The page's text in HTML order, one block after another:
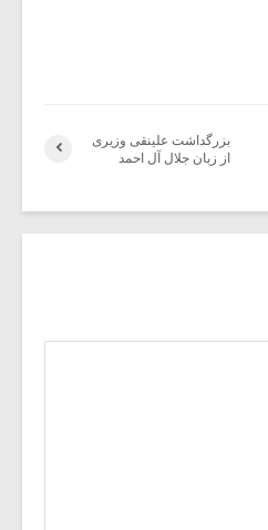
بزرگداشت علینقی وزیری
از زبان جلال آل احمد